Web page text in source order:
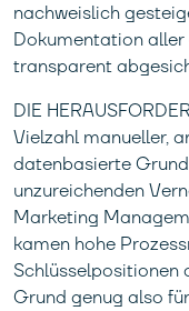
nachweislich
Dokumentation
transparent
DIE
Vielzahl manueller,
datenbasierte
unzureichenden
Marketing
kamen hohe
Schlüsselpositionen
Grund genug also